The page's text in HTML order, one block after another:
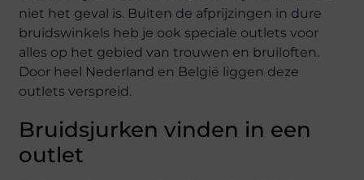
niet het geval is. Buiten de afprijzingen in dure
bruidswinkels heb je ook speciale outlets voor
alles op het gebied van trouwen en bruiloften.
Door heel Nederland en België liggen deze
outlets verspreid.
Bruidsjurken vinden in een
outlet